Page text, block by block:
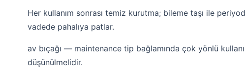
Her kullanım sonrası temiz kurutma; bileme taşı ile
vadede pahalıya patlar.
av bıçağı — maintenance tip bağlamında çok yönlü
düşünülmelidir.